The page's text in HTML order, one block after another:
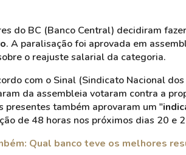
do BC (Banco Central) decidiram
. A paralisação foi aprovada em
o reajuste salarial da categoria.
com o Sinal (Sindicato Nacional
da assembleia votaram contra a
presentes também aprovaram um "
de 48 horas nos próximos dias 20 e
Qual banco teve os melhores